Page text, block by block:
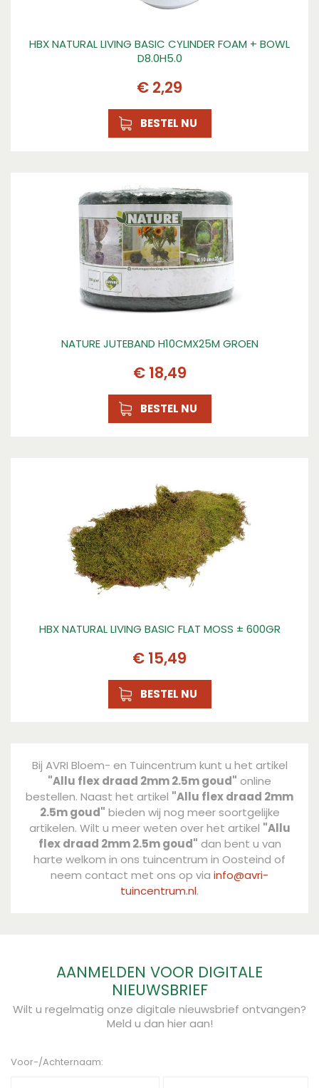
HBX NATURAL LIVING BASIC CYLINDER FOAM + BOWL
D8.0H5.0
€ 2,29
BESTEL NU
NATURE JUTEBAND H10CMX25M GROEN
€ 18,49
BESTEL NU
HBX NATURAL LIVING BASIC FLAT MOSS ± 600GR
€ 15,49
BESTEL NU
Bij AVRI Bloem- en Tuincentrum kunt u het artikel
"Allu flex draad 2mm 2.5m goud" online
bestellen. Naast het artikel "Allu flex draad 2mm
2.5m goud" bieden wij nog meer soortgelijke
artikelen. Wilt u meer weten over het artikel "Allu
flex draad 2mm 2.5m goud" dan bent u van
harte welkom in ons tuincentrum in Oosteind of
neem contact met ons op via info@avri-
tuincentrum.nl.
AANMELDEN VOOR DIGITALE
NIEUWSBRIEF
Wilt u regelmatig onze digitale nieuwsbrief ontvangen?
Meld u dan hier aan!
Voor-/Achternaam: